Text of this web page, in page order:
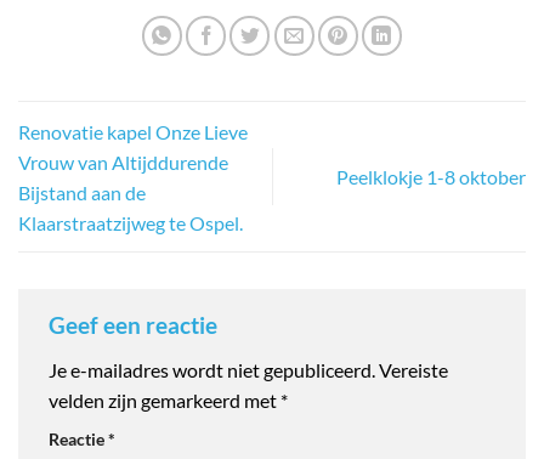
Renovatie kapel Onze Lieve
Vrouw van Altijddurende
Bijstand aan de
Klaarstraatzijweg te Ospel.
Peelklokje 1-8 oktober
Geef een reactie
Je e-mailadres wordt niet gepubliceerd.Vereiste
velden zijn gemarkeerd met *
Reactie*